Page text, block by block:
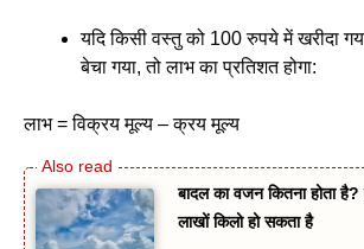
यदि किसी वस्तु को 100 रुपये में खरीदा
बेचा गया, तो लाभ का प्रतिशत होगा:
लाभ = विक्रय मूल्य – क्रय मूल्य
बादल का वजन कितना होता
लाखों किलो हो सकता है